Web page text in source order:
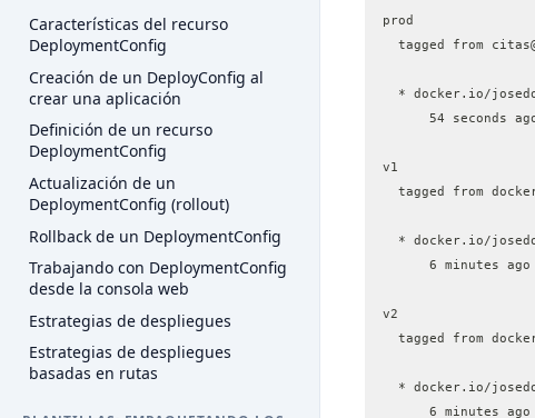
Características del recurso
DeploymentConfig
Creación de un DeployConfig al
crear una aplicación
Definición de un recurso
DeploymentConfig
Actualización de un
DeploymentConfig (rollout)
Rollback de un DeploymentConfig
Trabajando con DeploymentConfig
desde la consola web
Estrategias de despliegues
Estrategias de despliegues
basadas en rutas
prod
tagged from
* docker.io/
54 seconds
v1
tagged from
* docker.io/
      6 minutes ago
v2
tagged from
* docker.io/
      6 minutes ago